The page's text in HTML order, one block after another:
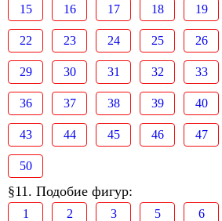
15 16 17 18 19
22 23 24 25 26
29 30 31 32 33
36 37 38 39 40
43 44 45 46 47
50
§11. Подобие фигур:
1 2 3 5 6